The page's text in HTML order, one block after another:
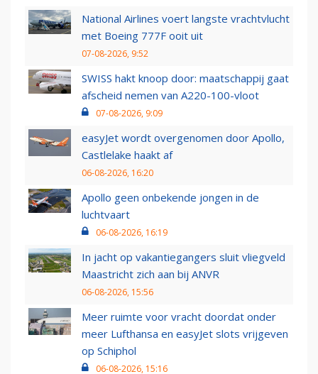
National Airlines voert langste vrachtvlucht
met Boeing 777F ooit uit
07-08-2026, 9:52
SWISS hakt knoop door: maatschappij gaat
afscheid nemen van A220-100-vloot
07-08-2026, 9:09
easyJet wordt overgenomen door Apollo,
Castlelake haakt af
06-08-2026, 16:20
Apollo geen onbekende jongen in de
luchtvaart
06-08-2026, 16:19
In jacht op vakantiegangers sluit vliegveld
Maastricht zich aan bij ANVR
06-08-2026, 15:56
Meer ruimte voor vracht doordat onder
meer Lufthansa en easyJet slots vrijgeven
op Schiphol
06-08-2026, 15:16